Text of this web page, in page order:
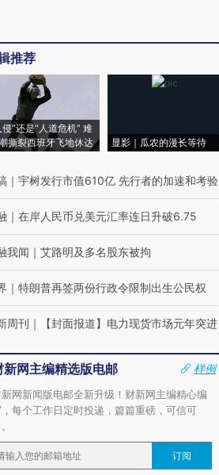
推荐
侵”还是“人道危机” 难
撕裂西班牙飞地休达
显影｜瓜农的漫长等待
｜ 宇树发行市值610亿 先行者的加速和考验
｜ 在岸人民币兑美元汇率连日升破6.75
我闻 ｜ 艾路明及多名股东被拘
｜ 特朗普再签两份行政令限制出生公民权
周刊 ｜ 【封面报道】电力现货市场元年突进
新网主编精选版电邮
样例
新网新闻版电邮全新升级！财新网主编精心编
每个工作日定时投递，篇篇重磅，可信可
订阅